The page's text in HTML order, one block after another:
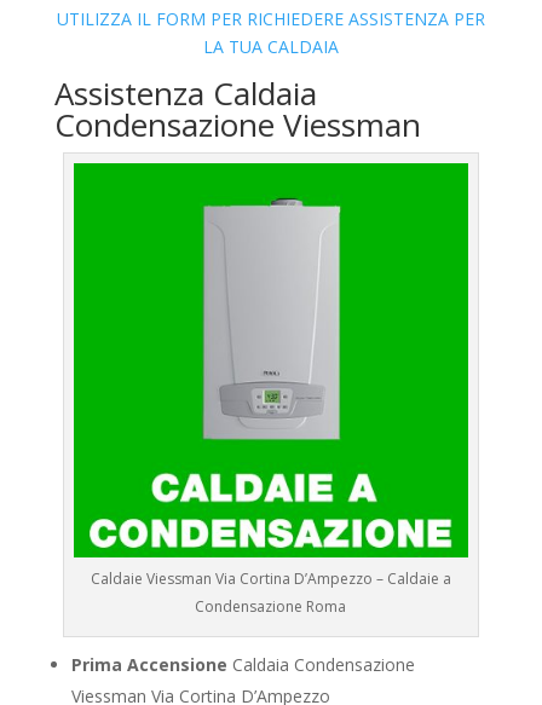
UTILIZZA IL FORM PER RICHIEDERE ASSISTENZA PER
LA TUA CALDAIA
Assistenza Caldaia
Condensazione Viessman
Caldaie Viessman Via Cortina D’Ampezzo – Caldaie a
Condensazione Roma
Prima Accensione Caldaia Condensazione
Viessman Via Cortina D’Ampezzo